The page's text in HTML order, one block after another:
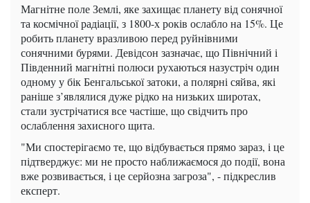
Магнітне поле Землі, яке захищає планету від сонячної
та космічної радіації, з 1800-х років ослабло на 15%. Це
робить планету вразливою перед руйнівними
сонячними бурями. Девідсон зазначає, що Північний і
Південний магнітні полюси рухаються назустріч один
одному у бік Бенгальської затоки, а полярні сяйва, які
раніше з’являлися дуже рідко на низьких широтах,
стали зустрічатися все частіше, що свідчить про
ослаблення захисного щита.
"Ми спостерігаємо те, що відбувається прямо зараз, і це
підтверджує: ми не просто наближаємося до події, вона
вже розвивається, і це серйозна загроза", - підкреслив
експерт.